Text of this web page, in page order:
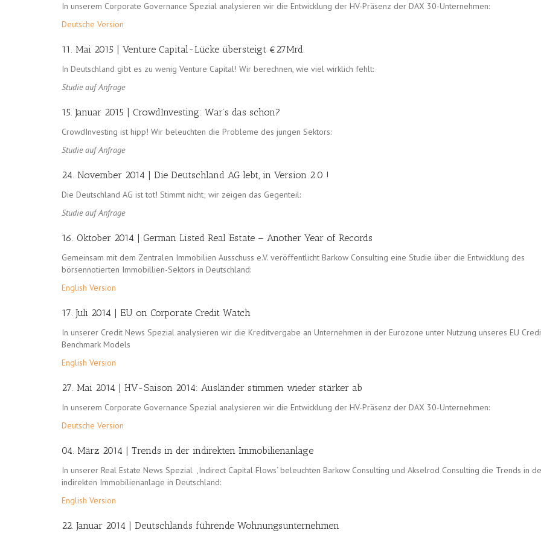
In unserem Corporate Governance Spezial analysieren wir die Entwicklung der HV-Präsenz der DAX 30-Unternehmen:
Deutsche Version
11. Mai 2015 | Venture Capital-Lücke übersteigt €27Mrd.
In Deutschland gibt es zu wenig Venture Capital! Wir berechnen, wie viel wirklich fehlt:
Studie auf Anfrage
15. Januar 2015 | CrowdInvesting: War’s das schon?
CrowdInvesting ist hipp! Wir beleuchten die Probleme des jungen Sektors:
Studie auf Anfrage
24. November 2014 | Die Deutschland AG lebt, in Version 2.0 !
Die Deutschland AG ist tot! Stimmt nicht; wir zeigen das Gegenteil:
Studie auf Anfrage
16. Oktober 2014 | German Listed Real Estate – Another Year of Records
Gemeinsam mit dem Zentralen Immobilien Ausschuss e.V. veröffentlicht Barkow Consulting eine Studie über die Entwicklung des
börsennotierten Immobillien-Sektors in Deutschland:
English Version
17. Juli 2014 | EU on Corporate Credit Watch
In unserer Credit News Spezial analysieren wir die Kreditvergabe an Unternehmen in der Eurozone unter Nutzung unseres EU
Benchmark Models
English Version
27. Mai 2014 | HV-Saison 2014: Ausländer stimmen wieder stärker ab
In unserem Corporate Governance Spezial analysieren wir die Entwicklung der HV-Präsenz der DAX 30-Unternehmen:
Deutsche Version
04. März 2014 | Trends in der indirekten Immobilienanlage
In unserer Real Estate News Spezial ‚Indirect Capital Flows‘ beleuchten Barkow Consulting und Akselrod Consulting die Trends in
indirekten Immobilienanlage in Deutschland:
English Version
22. Januar 2014 | Deutschlands führende Wohnungsunternehmen